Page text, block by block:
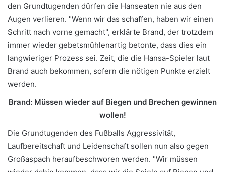
den Grundtugenden dürfen die Hanseaten nie aus den
Augen verlieren. "Wenn wir das schaffen, haben wir einen
Schritt nach vorne gemacht", erklärte Brand, der trotzdem
immer wieder gebetsmühlenartig betonte, dass dies ein
langwieriger Prozess sei. Zeit, die die Hansa-Spieler laut
Brand auch bekommen, sofern die nötigen Punkte erzielt
werden.
Brand: Müssen wieder auf Biegen und Brechen gewinnen
wollen!
Die Grundtugenden des Fußballs Aggressivität,
Laufbereitschaft und Leidenschaft sollen nun also gegen
Großaspach heraufbeschworen werden. "Wir müssen